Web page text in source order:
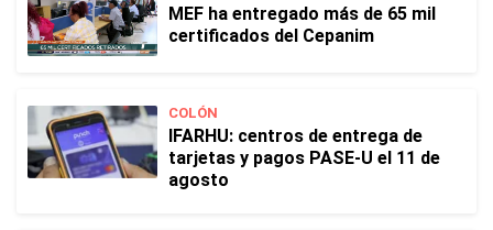
MEF ha entregado más de 65 mil
certificados del Cepanim
COLÓN
IFARHU: centros de entrega de
tarjetas y pagos PASE-U el 11 de
agosto